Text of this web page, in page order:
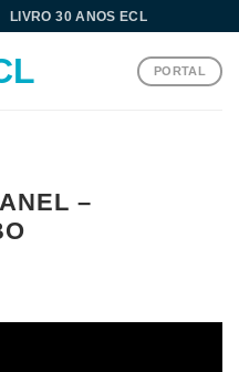
LIVRO 30 ANOS ECL
PORTAL
–